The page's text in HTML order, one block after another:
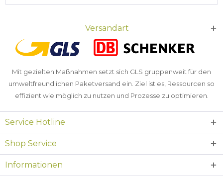
Versandart
Mit gezielten Maßnahmen setzt sich GLS gruppenweit für den
umweltfreundlichen Paketversand ein. Ziel ist es, Ressourcen so
effizient wie möglich zu nutzen und Prozesse zu optimieren.
Service Hotline
Shop Service
Informationen